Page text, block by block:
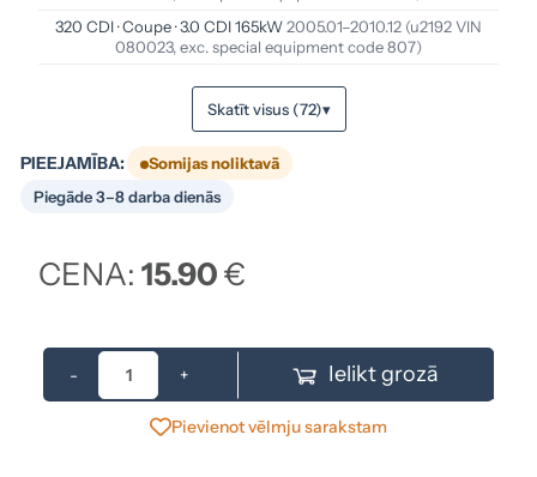
320 CDI · Coupe · 3.0 CDI 165kW2005.01–2010.12 (u2192 VIN
080023, exc. special equipment code 807)
Skatīt visus (72)▾
PIEEJAMĪBA:
Somijas noliktavā
Piegāde 3–8 darba dienās
CENA:15.90€
- + Ielikt grozā
Pievienot vēlmju sarakstam